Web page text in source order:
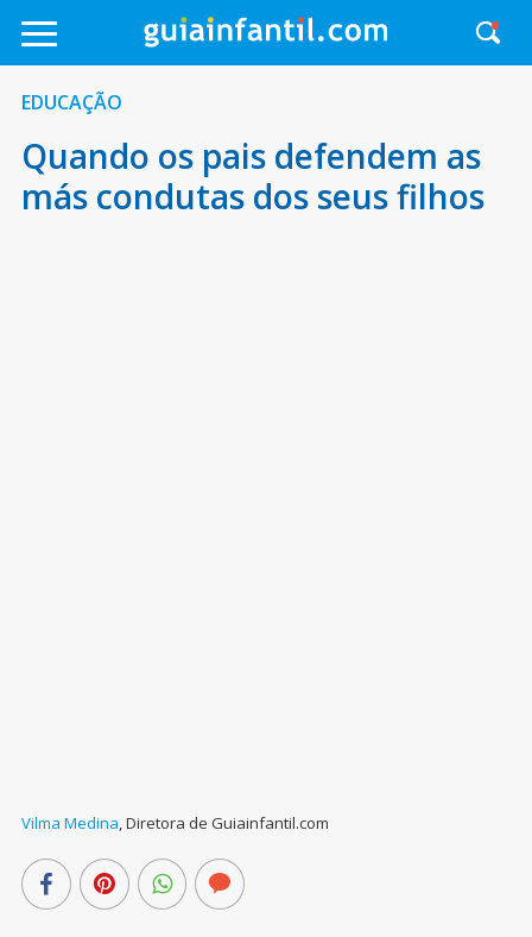
EDUCAÇÃO
Quando os pais defendem as
más condutas dos seus filhos
Vilma Medina,Diretora de Guiainfantil.com